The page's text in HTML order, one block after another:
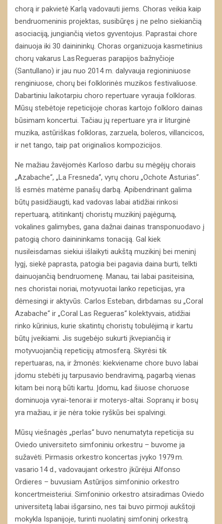
chorą ir pakvietė Karlą vadovauti jiems. Choras veikia kaip
bendruomeninis projektas, susibūręs į ne pelno siekiančią
asociaciją, jungiančią vietos gyventojus. Paprastai chore
dainuoja iki 30 dainininkų. Choras organizuoja kasmetinius
chorų vakarus Las Regueras parapijos bažnyčioje
(Santullano) ir jau nuo 2014 m. dalyvauja regioniniuose
renginiuose, chorų bei folklorinės muzikos festivaliuose.
Dabartiniu laikotarpiu choro repertuare vyrauja folkloras.
Mūsų stebėtoje repeticijoje choras kartojo folkloro dainas
būsimam koncertui. Tačiau jų repertuare yra ir liturginė
muzika, astūriškas folkloras, zarzuela, boleros, villancicos,
ir net tango, taip pat originalios kompozicijos.
Ne mažiau žavėjomės Karloso darbu su mėgėjų chorais
„Azabache“, „La Fresneda“, vyrų choru „Ochote Asturias“.
Iš esmės matėme panašų darbą. Apibendrinant galima
būtų pasidžiaugti, kad vadovas labai atidžiai rinkosi
repertuarą, atitinkantį choristų muzikinį pajėgumą,
vokalines galimybes, gana dažnai dainas transponuodavo į
patogią choro dainininkams tonaciją. Gal kiek
nusileisdamas siekiui išlaikyti aukštą muzikinį bei meninį
lygį, siekė paprasta, patogia bei pagavia daina burti, telkti
dainuojančią bendruomenę. Manau, tai labai pasiteisina,
nes choristai noriai, motyvuotai lanko repeticijas, yra
dėmesingi ir aktyvūs. Carlos Esteban, dirbdamas su „Coral
Azabache“ ir „Coral Las Regueras“ kolektyvais, atidžiai
rinko kūrinius, kurie skatintų choristų tobulėjimą ir kartu
būtų įveikiami. Jis sugebėjo sukurti įkvepiančią ir
motyvuojančią repeticijų atmosferą. Skyrėsi tik
repertuaras, na, ir žmonės: kiekviename chore buvo labai
įdomu stebėti jų tarpusavio bendravimą, pagarbą vienas
kitam bei norą būti kartu. Įdomu, kad šiuose choruose
dominuoja vyrai-tenorai ir moterys-altai. Sopranų ir bosų
yra mažiau, ir jie nėra tokie ryškūs bei spalvingi.
Mūsų viešnagės „perlas“ buvo nenumatyta repeticija su
Oviedo universiteto simfoniniu orkestru – buvome ja
sužavėti. Pirmasis orkestro koncertas įvyko 1979 m.
vasario 14 d., vadovaujant orkestro įkūrėjui Alfonso
Ordieres – buvusiam Astūrijos simfoninio orkestro
koncertmeisteriui. Simfoninio orkestro atsiradimas Oviedo
universitetą labai išgarsino, nes tai buvo pirmoji aukštoji
mokykla Ispanijoje, turinti nuolatinį simfoninį orkestrą.